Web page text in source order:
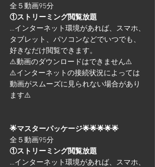
全５動画95分
①ストリーミング閲覧放題
…インターネット環境があれば、スマホ、
タブレット、パソコンなどでいつでも、
好きなだけ閲覧できます。
⚠️動画のダウンロードはできません⚠️
⚠️インターネットの接続状況によっては
動画がスムーズに見られない場合があり
ます⚠️
🌟マスターパッケージ🌟🌟🌟🌟🌟
全５動画95分
①ストリーミング閲覧放題
…インターネット環境があれば、スマホ、